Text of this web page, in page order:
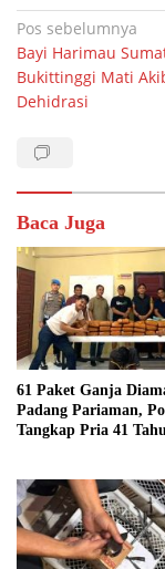
Navigasi
pos
Pos sebelumnya
Bayi Harimau
Bukittinggi Mati
Dehidrasi
Baca Juga
61 Paket Ganja
Padang Pariaman,
Tangkap Pria 41